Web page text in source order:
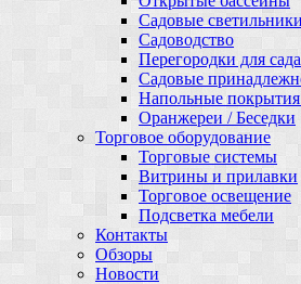
Садовые светильники
Садоводство
Перегородки для сада
Садовые
Напольные покрытия
Оранжереи / Беседки
Торговое оборудование
Торговые системы
Витрины и прилавки
Торговое освещение
Подсветка мебели
Контакты
Обзоры
Новости